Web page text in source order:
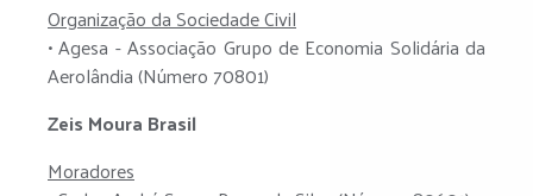
Organização da Sociedade Civil
• Agesa - Associação Grupo de Economia Solidária da
Aerolândia (Número 70801)
Zeis Moura Brasil
Moradores